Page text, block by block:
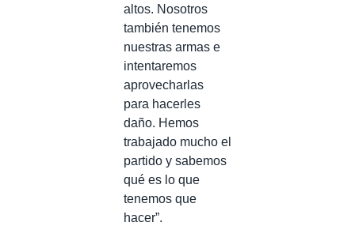
altos. Nosotros
también tenemos
nuestras armas e
intentaremos
aprovecharlas
para hacerles
daño. Hemos
trabajado mucho el
partido y sabemos
qué es lo que
tenemos que
hacer”.